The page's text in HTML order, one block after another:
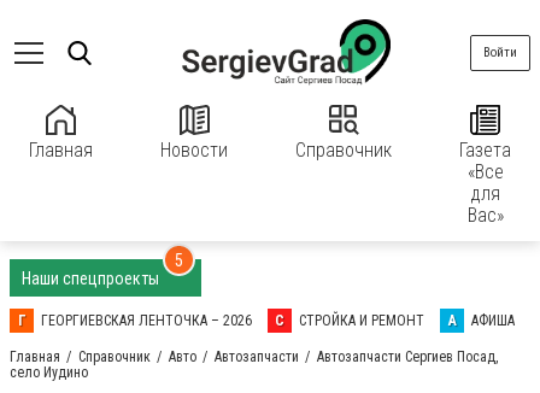
Главная Новости Справочник
Газета
«Все
для
Вас»
Войти
Наши спецпроекты
5
Г ГЕОРГИЕВСКАЯ ЛЕНТОЧКА – 2026 С СТРОЙКА И РЕМОНТ А АФИША
Главная Справочник Авто Автозапчасти
Автозапчасти Сергиев Посад,
село Иудино